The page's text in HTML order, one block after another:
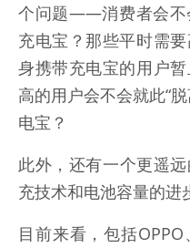
个问题——消费者会不
充电宝？那些平时需
身携带充电宝的用户
高的用户会不会就此“
电宝？
此外，还有一个更遥
充技术和电池容量的进
目前来看，包括